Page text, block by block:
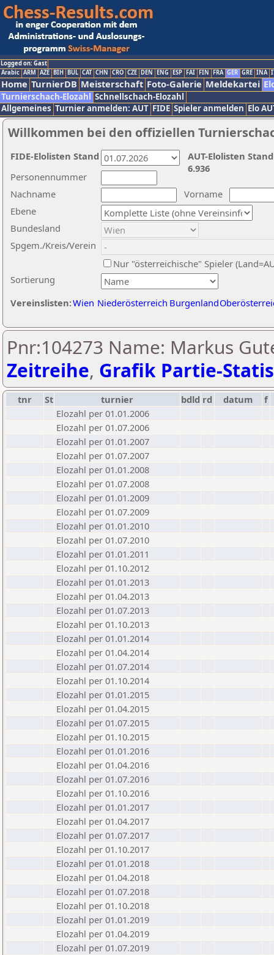
Logged on: Gast
Arabic ARM AZE BIH BUL CAT CHN CRO CZE DEN ENG ESP FAI FIN FRA GER GRE INA
Home TurnierDB Meisterschaft Foto-Galerie Meldekartei
Turnierschach-Elozahl Schnellschach-Elozahl
Allgemeines Turnier anmelden: AUT FIDE Spieler anmelden Elo
Willkommen bei den offiziellen
Nachname
Vorname
Ebene
Sortierung
Personennummer
Bundesland
Spgem./Kreis/Verein
Nur "österreichische" Spieler
Vereinslisten:Wien Niederösterreich Burgenland
AUT-Elolisten
6.936
FIDE-Elolisten Stand
Pnr:104273 Name: Markus
Zeitreihe, Grafik Partie-
tnr St turnier bdld rd datum
f
Elozahl per 01.01.2006
Elozahl per 01.07.2006
Elozahl per 01.01.2007
Elozahl per 01.07.2007
Elozahl per 01.01.2008
Elozahl per 01.07.2008
Elozahl per 01.01.2009
Elozahl per 01.07.2009
Elozahl per 01.01.2010
Elozahl per 01.07.2010
Elozahl per 01.01.2011
Elozahl per 01.10.2012
Elozahl per 01.01.2013
Elozahl per 01.04.2013
Elozahl per 01.07.2013
Elozahl per 01.10.2013
Elozahl per 01.01.2014
Elozahl per 01.04.2014
Elozahl per 01.07.2014
Elozahl per 01.10.2014
Elozahl per 01.01.2015
Elozahl per 01.04.2015
Elozahl per 01.07.2015
Elozahl per 01.10.2015
Elozahl per 01.01.2016
Elozahl per 01.04.2016
Elozahl per 01.07.2016
Elozahl per 01.10.2016
Elozahl per 01.01.2017
Elozahl per 01.04.2017
Elozahl per 01.07.2017
Elozahl per 01.10.2017
Elozahl per 01.01.2018
Elozahl per 01.04.2018
Elozahl per 01.07.2018
Elozahl per 01.10.2018
Elozahl per 01.01.2019
Elozahl per 01.04.2019
Elozahl per 01.07.2019